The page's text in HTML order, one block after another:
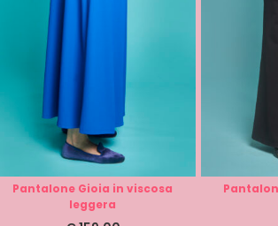
Pantalone Gioia in viscosa
leggera